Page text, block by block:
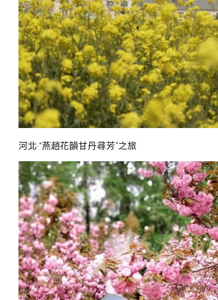
河北·“燕趙花韻甘丹尋芳”之旅